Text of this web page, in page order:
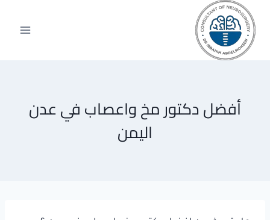
التجاوز
المحتوى
أفضل دكتور مخ واعصاب في عدن
اليمن